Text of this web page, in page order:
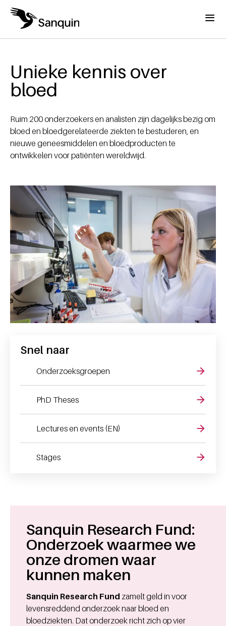
Overslaan en naar de inhoud gaan
Menu
Home
Unieke kennis over
bloed
Ruim 200 onderzoekers en analisten zijn dagelijks bezig om
bloed en bloedgerelateerde ziekten te bestuderen, en
nieuwe geneesmiddelen en bloedproducten te
ontwikkelen voor patiënten wereldwijd.
Snel naar
Onderzoeksgroepen
PhD Theses
Lectures en events (EN)
Stages
Sanquin Research Fund:
Onderzoek waarmee we
onze dromen waar
kunnen maken
Sanquin Research Fund zamelt geld in voor
levensreddend onderzoek naar bloed en
bloedziekten. Dat onderzoek richt zich op vier